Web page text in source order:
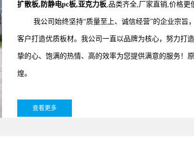
扩散板,防静电pc板,亚克力板,品类齐全,厂家直销,价格更
我公司始终坚持“质量至上、诚信经营”的企业宗旨
客户打造优质板材。我公司一直以品牌为核心，努力打
挚的心、饱满的热情、高的效率为您提供满意的服务！
煌。
查看更多